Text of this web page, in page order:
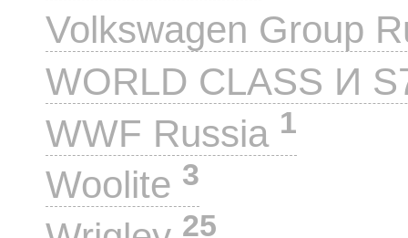
Volkswagen Group
WORLD CLASS И
WWF Russia 1
Woolite 3
25